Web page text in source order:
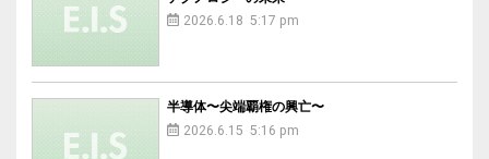
2026.6.18 5:17 pm
半導体〜尖端覇権の興亡〜
2026.6.15 5:16 pm